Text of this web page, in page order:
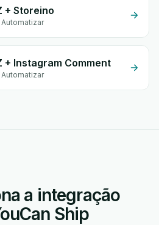
+ Storeino
+ Instagram Comment
a integração
Ship